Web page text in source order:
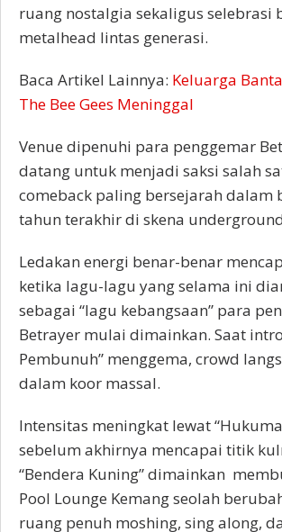
ruang nostalgia sekaligus selebrasi
metalhead lintas generasi.
Baca Artikel Lainnya: Keluarga
The Bee Gees Meninggal
Venue dipenuhi para penggemar
datang untuk menjadi saksi salah
comeback paling bersejarah dalam
tahun terakhir di skena
Ledakan energi benar-benar
ketika lagu-lagu yang selama ini
sebagai “lagu kebangsaan” para
Betrayer mulai dimainkan. Saat
Pembunuh” menggema, crowd
dalam koor massal.
Intensitas meningkat lewat
sebelum akhirnya mencapai titik
“Bendera Kuning” dimainkan
Pool Lounge Kemang seolah
ruang penuh moshing, sing along,